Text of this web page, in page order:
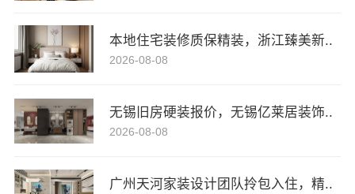
本地住宅装修质保精装，浙江臻美新..
2026-08-08
无锡旧房硬装报价，无锡亿莱居装饰..
2026-08-08
广州天河家装设计团队拎包入住，精..